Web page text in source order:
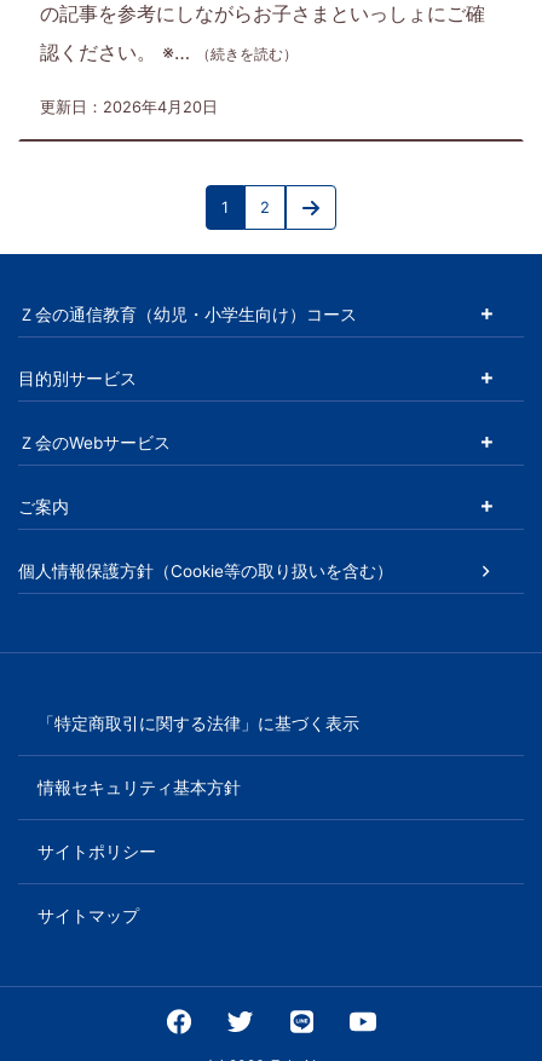
の記事を参考にしながらお子さまといっしょにご確
認ください。 ※…
（続きを読む）
更新日：2026年4月20日
投
稿
ペ
ジ
Page
1
Page
2
Ｚ会の通信教育（幼児・小学生向け）コース
目的別サービス
Ｚ会のWebサービス
ご案内
個人情報保護方針（Cookie等の取り扱いを含む）
「特定商取引に関する法律」に基づく表示
情報セキュリティ基本方針
サイトポリシー
サイトマップ